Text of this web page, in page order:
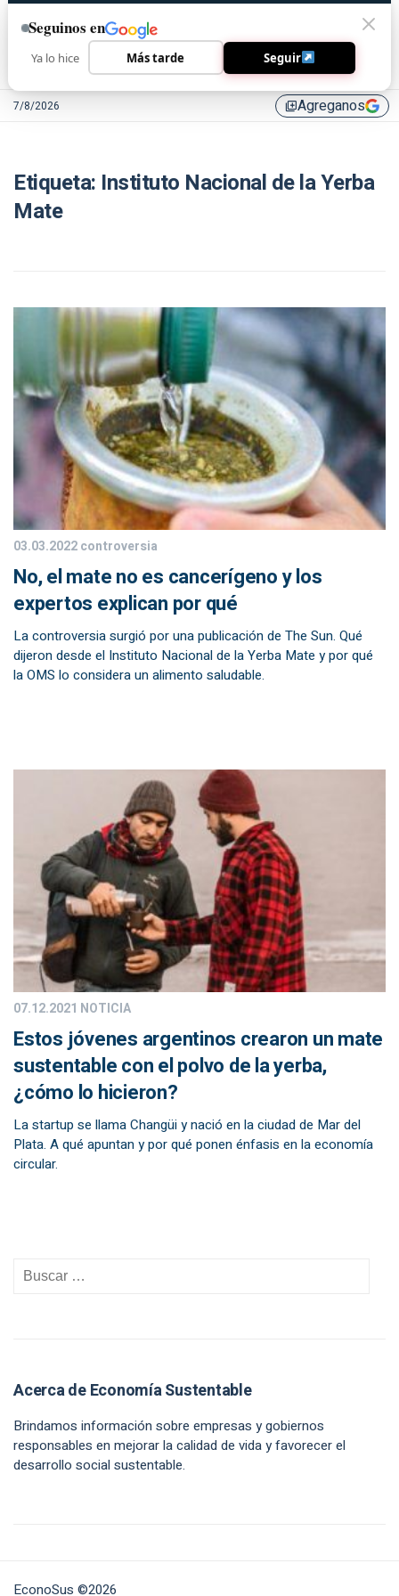
7/8/2026 library_addAgreganos
Etiqueta: Instituto Nacional de la Yerba
Mate
03.03.2022controversia
No, el mate no es cancerígeno y los
expertos explican por qué
La controversia surgió por una publicación de The Sun. Qué
dijeron desde el Instituto Nacional de la Yerba Mate y por qué
la OMS lo considera un alimento saludable.
07.12.2021 NOTICIA
Estos jóvenes argentinos crearon un mate
sustentable con el polvo de la yerba,
¿cómo lo hicieron?
La startup se llama Changüi y nació en la ciudad de Mar del
Plata. A qué apuntan y por qué ponen énfasis en la economía
circular.
Acerca de Economía Sustentable
Brindamos información sobre empresas y gobiernos
responsables en mejorar la calidad de vida y favorecer el
desarrollo social sustentable.
EconoSus ©2026
Seguinos en
Ya lo hice Más tarde Seguir